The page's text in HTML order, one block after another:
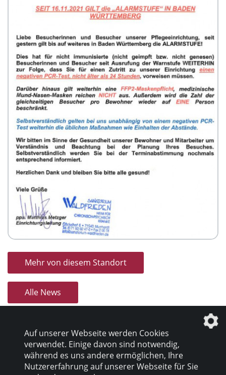
Mehr von diesem Standort
Alle News
Auf unserer Webseite werden Cookies
verwendet. Einige davon sind notwendig,
während es uns andere ermöglichen, Ihre
Nutzererfahrung auf unserer Webseite für Sie